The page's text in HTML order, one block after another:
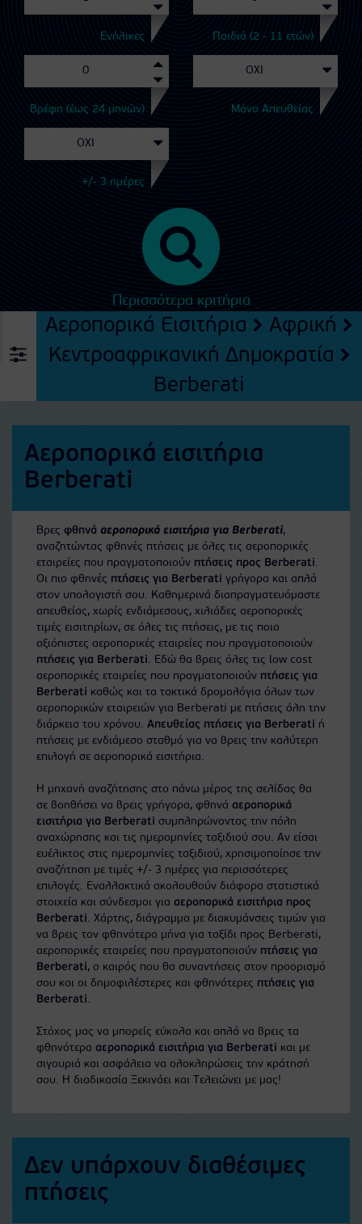
Ενήλικες Παιδιά (2 - 11 ετών)
Βρέφη (έως 24 μηνών) Μόνο Απευθείας
+/- 3 ημέρες
Περισσότερα κριτήρια
Αεροπορικά Εισιτήρια
Αφρική
Κεντροαφρικανική Δημοκρατία
Berberati
Αεροπορικά εισιτήρια
Berberati
Βρες φθηνά αεροπορικά εισιτήρια για Berberati,
αναζητώντας φθηνές πτήσεις με όλες τις αεροπορικές
εταιρείες που πραγματοποιούν πτήσεις προς Berberati.
Οι πιο φθηνές πτήσεις για Berberati γρήγορα και απλά
στον υπολογιστή σου. Καθημερινά διαπραγματευόμαστε
απευθείας, χωρίς ενδιάμεσους, χιλιάδες αεροπορικές
τιμές εισιτηρίων, σε όλες τις πτήσεις, με τις ποιο
αξιόπιστες αεροπορικές εταιρείες που πραγματοποιούν
πτήσεις για Berberati. Εδώ θα βρεις όλες τις low cost
αεροπορικές εταιρείες που πραγματοποιούν πτήσεις για
Berberati καθώς και τα τακτικά δρομολόγια όλων των
αεροπορικών εταιρειών για Berberati με πτήσεις όλη την
διάρκεια του χρόνου. Απευθείας πτήσεις για Berberati ή
πτήσεις με ενδιάμεσο σταθμό για να βρεις την καλύτερη
επιλογή σε αεροπορικά εισιτήρια.
Η μηχανή αναζήτησης στο πάνω μέρος της σελίδας θα
σε βοηθήσει να βρεις γρήγορα, φθηνά αεροπορικά
εισιτήρια για Berberati συμπληρώνοντας την πόλη
αναχώρησης και τις ημερομηνίες ταξιδιού σου. Αν είσαι
ευέλικτος στις ημερομηνίες ταξιδιού, χρησιμοποίησε την
αναζήτηση με τιμές +/- 3 ημέρες για περισσότερες
επιλογές. Εναλλακτικά ακολουθούν διάφορα στατιστικά
στοιχεία και σύνδεσμοι για αεροπορικά εισιτήρια προς
Berberati. Χάρτης, διάγραμμα με διακυμάνσεις τιμών για
να βρεις τον φθηνότερο μήνα για ταξίδι προς Berberati,
αεροπορικές εταιρείες που πραγματοποιούν πτήσεις για
Berberati, ο καιρός που θα συναντήσεις στον προορισμό
σου και οι δημοφιλέστερες και φθηνότερες πτήσεις για
Berberati.
Στόχος μας να μπορείς εύκολα και απλά να βρεις τα
φθηνότερα αεροπορικά εισιτήρια για Berberati και με
σιγουριά και ασφάλεια να ολοκληρώσεις την κράτησή
σου. Η διαδικασία Ξεκινάει και Τελειώνει με μας!
Δεν υπάρχουν διαθέσιμες
πτήσεις